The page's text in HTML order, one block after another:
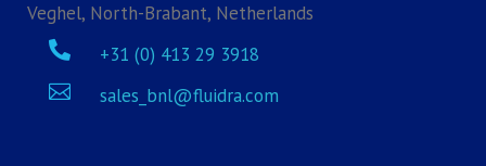
Veghel, North-Brabant, Netherlands
 +31 (0) 413 29 3918
 sales_bnl@fluidra.com